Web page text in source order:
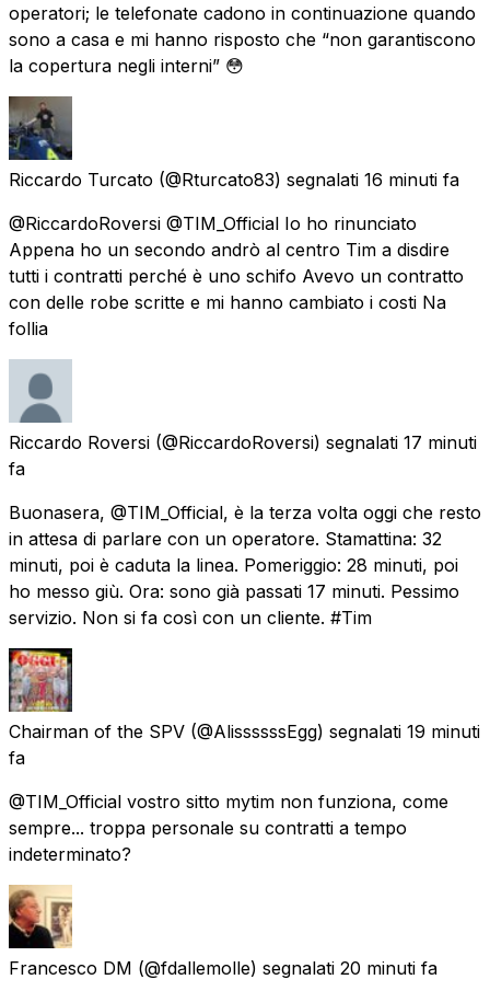
operatori; le telefonate cadono in continuazione quando
sono a casa e mi hanno risposto che “non garantiscono
la copertura negli interni” 😳
Riccardo Turcato (@Rturcato83) segnalati 16 minuti fa
@RiccardoRoversi @TIM_Official Io ho rinunciato
Appena ho un secondo andrò al centro Tim a disdire
tutti i contratti perché è uno schifo Avevo un contratto
con delle robe scritte e mi hanno cambiato i costi Na
follia
Riccardo Roversi (@RiccardoRoversi) segnalati 17 minuti
fa
Buonasera, @TIM_Official, è la terza volta oggi che resto
in attesa di parlare con un operatore. Stamattina: 32
minuti, poi è caduta la linea. Pomeriggio: 28 minuti, poi
ho messo giù. Ora: sono già passati 17 minuti. Pessimo
servizio. Non si fa così con un cliente. #Tim
Chairman of the SPV (@AlissssssEgg) segnalati 19 minuti
fa
@TIM_Official vostro sitto mytim non funziona, come
sempre... troppa personale su contratti a tempo
indeterminato?
Francesco DM (@fdallemolle) segnalati 20 minuti fa